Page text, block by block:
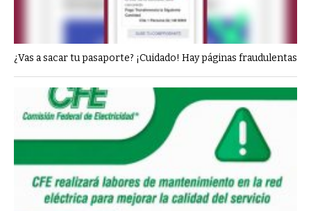
¿Vas a sacar tu pasaporte? ¡Cuidado! Hay páginas fraudulentas